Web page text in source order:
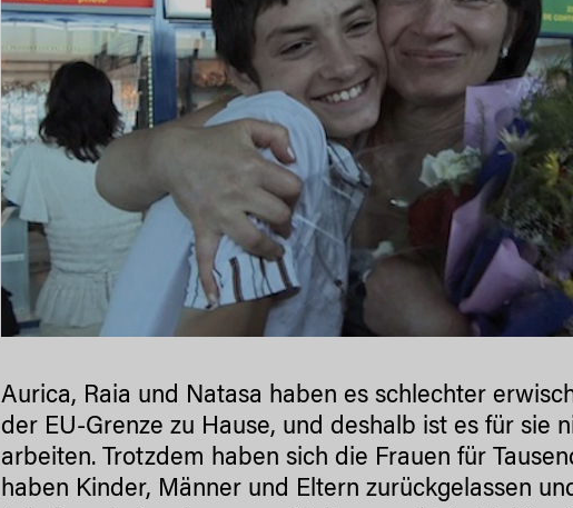
Aurica, Raia und Natasa haben es schlechter
der EU-Grenze zu Hause, und deshalb ist es für sie
arbeiten. Trotzdem haben sich die Frauen für
haben Kinder, Männer und Eltern zurückgelassen